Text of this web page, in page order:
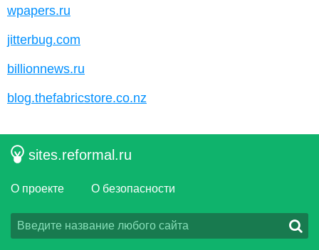
wpapers.ru
jitterbug.com
billionnews.ru
blog.thefabricstore.co.nz
sites.reformal.ru
О проекте О безопасности